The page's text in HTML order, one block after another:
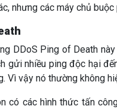
nhưng các máy chủ
DDoS Ping of Death
gửi nhiều ping độc hại
Vì vậy nó thường không
có các hình thức tấn